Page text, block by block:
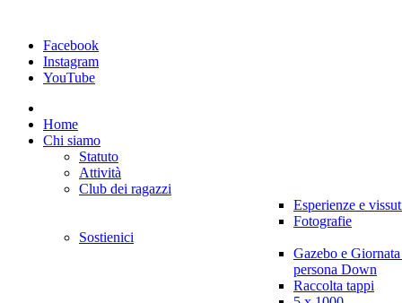
Facebook
Instagram
YouTube
Home
Chi siamo
Statuto
Attività
Club dei ragazzi
Esperienze e
Fotografie
Sostienici
Gazebo e
persona Down
Raccolta tappi